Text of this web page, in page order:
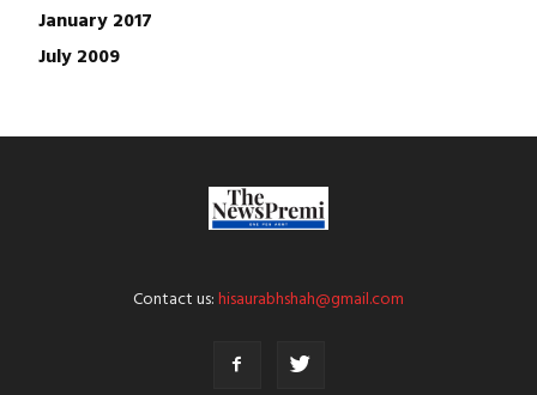
January 2017
July 2009
Contact us:hisaurabhshah@gmail.com